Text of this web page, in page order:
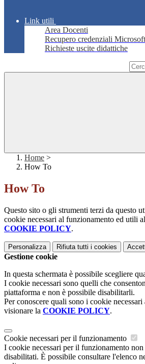
Link utili
Area Docenti
Recupero credenziali
Richieste uscite didattiche
Home >
How To
How To
Questo sito o gli strumenti terzi da questo
cookie necessari al funzionamento ed utili
COOKIE POLICY.
Personalizza Rifiuta tutti i cookies
Gestione cookie
In questa schermata è possibile scegliere
I cookie necessari sono quelli che
piattaforma e non è possibile disabilitarli.
Per conoscere quali sono i cookie
visionare la COOKIE POLICY.
Cookie necessari per il funzionamento
I cookie necessari per il funzionamento non
disabilitati. È possibile consultare l'elenco